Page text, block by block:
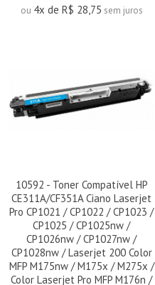
ou 4x de R$ 28,75 sem juros
10592 - Toner Compatível HP
CE311A/CF351A Ciano Laserjet
Pro CP1021 / CP1022 / CP1023 /
CP1025 / CP1025nw /
CP1026nw / CP1027nw /
CP1028nw / Laserjet 200 Color
MFP M175nw / M175x / M275x /
Color Laserjet Pro MFP M176n /